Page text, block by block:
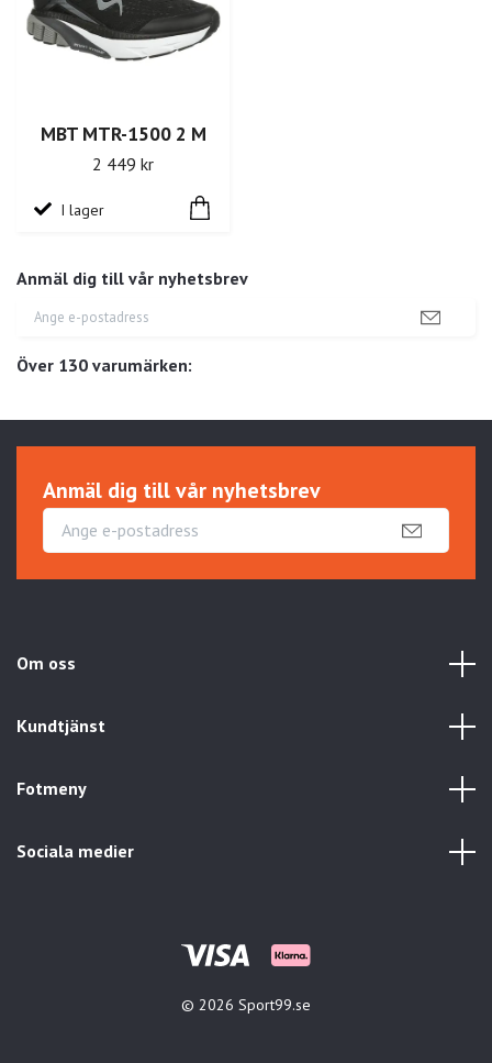
Anmäl dig till vår nyhetsbrev
Över 130 varumärken:
MBT MTR-1500 2 M
2 449 kr
I lager
Anmäl dig till vår nyhetsbrev
Om oss
Kundtjänst
Fotmeny
Sociala medier
© 2026 Sport99.se